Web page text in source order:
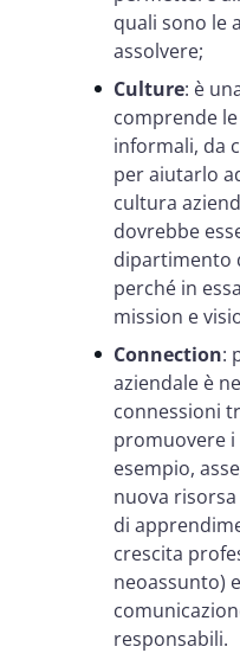
quali sono le
assolvere;
Culture: è
comprende
informali, da
per aiutarlo
cultura
dovrebbe
dipartimento
perché in
mission e
Connection:
aziendale è
connessioni
promuovere i
esempio,
nuova
di
crescita
neoassunto)
responsabili.